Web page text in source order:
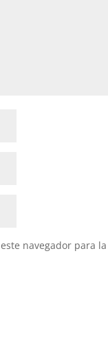
navegador para